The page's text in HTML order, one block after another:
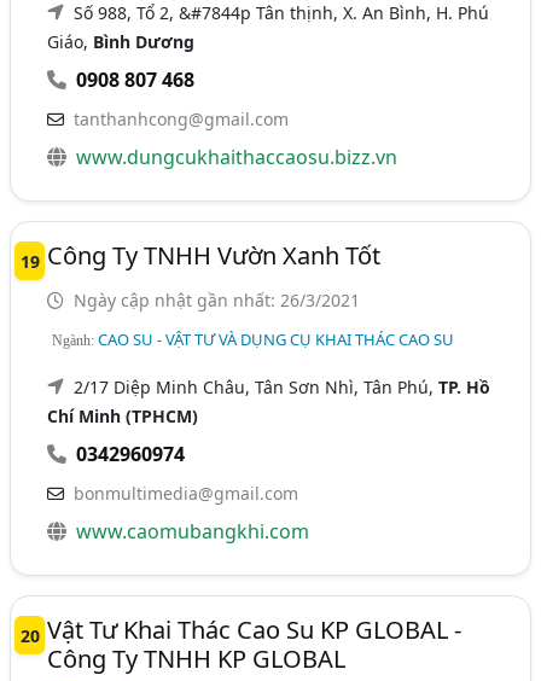
Số 988, Tổ 2, &#7844p Tân thịnh, X. An Bình, H. Phú
Giáo, Bình Dương
0908 807 468
tanthanhcong@gmail.com
www.dungcukhaithaccaosu.bizz.vn
19 Công Ty TNHH Vườn Xanh Tốt
Ngày cập nhật gần nhất: 26/3/2021
Ngành:CAO SU - VẬT TƯ VÀ DỤNG CỤ KHAI THÁC CAO SU
2/17 Diệp Minh Châu, Tân Sơn Nhì, Tân Phú,TP. Hồ
Chí Minh (TPHCM)
0342960974
bonmultimedia@gmail.com
www.caomubangkhi.com
20 Vật Tư Khai Thác Cao Su KP GLOBAL -
Công Ty TNHH KP GLOBAL